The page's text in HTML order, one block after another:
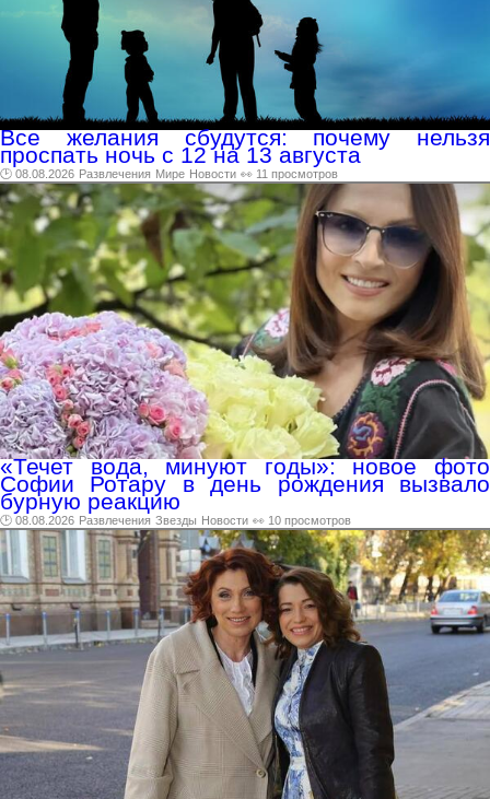
Все желания сбудутся: почему нельзя
проспать ночь с 12 на 13 августа
🕑 08.08.2026 Развлечения Мире Новости 👀 11 просмотров
«Течет вода, минуют годы»: новое фото
Софии Ротару в день рождения вызвало
бурную реакцию
🕑 08.08.2026 Развлечения Звезды Новости 👀 10 просмотров